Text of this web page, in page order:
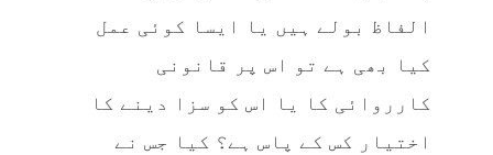
الفاظ بولے ہیں یا ایسا کوئی عمل
کیا بھی ہے تو اس پر قانونی
کارروائی کا یا اس کو سزا دینے کا
اختیار کس کے پاس ہے؟ کیا جس نے